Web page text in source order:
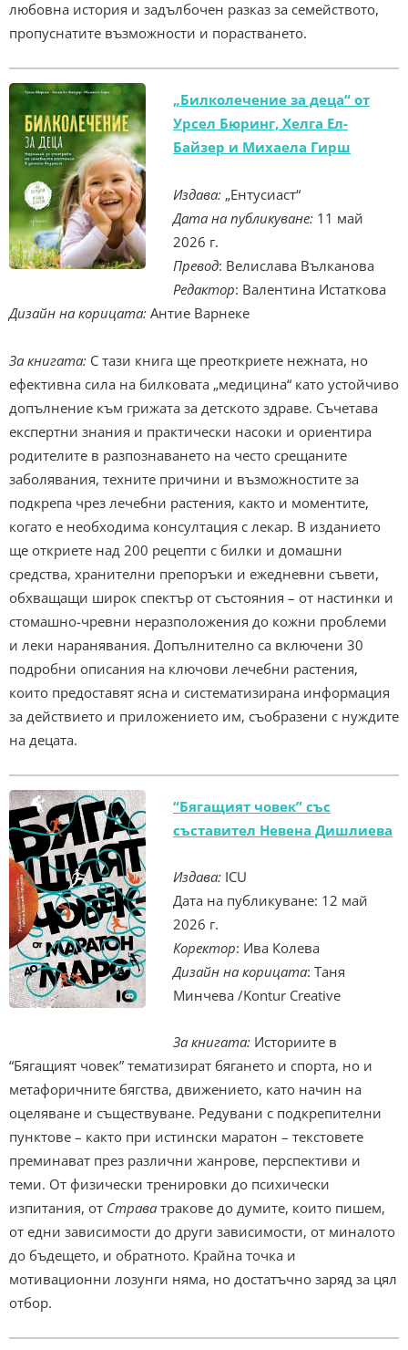
любовна история и задълбочен разказ за семейството,
пропуснатите възможности и порастването.
„Билколечение за деца“ от
Урсел Бюринг, Хелга Ел-
Байзер и Михаела Гирш
Издава: „Ентусиаст“
Дата на публикуване: 11 май
2026 г.
Превод: Велислава Вълканова
Редактор: Валентина Истаткова
Дизайн на корицата: Антие Варнеке
За книгата: С тази книга ще преоткриете нежната, но
ефективна сила на билковата „медицина“ като устойчиво
допълнение към грижата за детското здраве. Съчетава
експертни знания и практически насоки и ориентира
родителите в разпознаването на често срещаните
заболявания, техните причини и възможностите за
подкрепа чрез лечебни растения, както и моментите,
когато е необходима консултация с лекар. В изданието
ще откриете над 200 рецепти с билки и домашни
средства, хранителни препоръки и ежедневни съвети,
обхващащи широк спектър от състояния – от настинки и
стомашно-чревни неразположения до кожни проблеми
и леки наранявания. Допълнително са включени 30
подробни описания на ключови лечебни растения,
които предоставят ясна и систематизирана информация
за действието и приложението им, съобразени с нуждите
на децата.
“Бягащият човек” със
съставител Невена Дишлиева
Издава: ICU
Дата на публикуване: 12 май
2026 г.
Коректор: Ива Колева
Дизайн на корицата: Таня
Минчева /Kontur Creative
За книгата: Историите в
“Бягащият човек” тематизират бягането и спорта, но и
метафоричните бягства, движението, като начин на
оцеляване и съществуване. Редувани с подкрепителни
пунктове – както при истински маратон – текстовете
преминават през различни жанрове, перспективи и
теми. От физически тренировки до психически
изпитания, от Страва тракове до думите, които пишем,
от едни зависимости до други зависимости, от миналото
до бъдещето, и обратното. Крайна точка и
мотивационни лозунги няма, но достатъчно заряд за цял
отбор.